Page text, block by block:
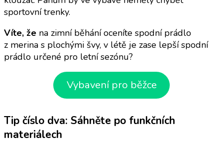
sportovní trenky.
Víte, že na zimní běhání oceníte spodní prádlo
z merina s plochými švy, v létě je zase lepší spodní
prádlo určené pro letní sezónu?
Vybavení pro běžce
Tip číslo dva: Sáhněte po funkčních
materiálech